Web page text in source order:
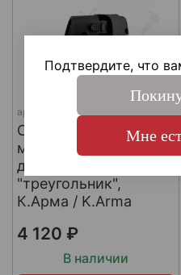
арт.
Складной шарнир
модульного приклада
для трубы приклада
"треугольник",
К.Арма / K.Arma
4 120 ₽
В наличии
Подтвердите, что
Мне